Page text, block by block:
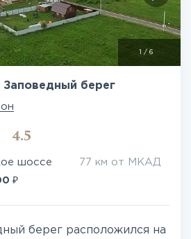
/ 6
берег
4.5
шоссе 77 км от МКАД
₽
берег расположился на